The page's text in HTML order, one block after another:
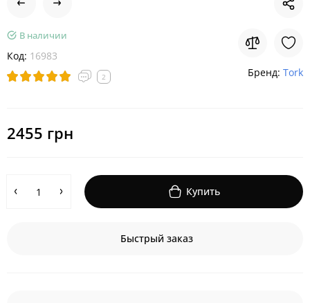
В наличии
Код: 16983
2 Бренд: Tork
2455 грн
Купить
Быстрый заказ